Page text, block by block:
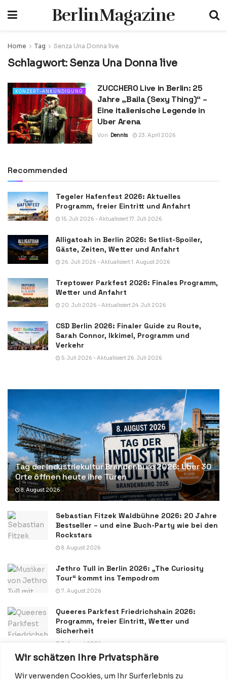
Wir schätzen Ihre Privatsphäre
Wir verwenden Cookies, um Ihr Surferlebnis zu
BerlinMagazine
Home Tag Senza Una Donna live
Schlagwort: Senza Una Donna live
KONZERT-ANKÜNDIGUNG
ZUCCHERO Live in Berlin: 25
Jahre „Baila (Sexy Thing)“ –
Eine italienische Legende in
Uber Arena
Von Dennis 23. April 2026
Recommended
Tegeler Hafenfest 2026: Aktuelles
Programm, freier Eintritt und Anfahrt
15. Juli 2026 - Aktualisiert 17. Juli 2026
Alligatoah in Berlin 2026: Setlist-Spoiler,
Gäste, Zeiten, Wetter und Anfahrt
26. Juli 2026 - Aktualisiert 1. August 2026
Treptower Parkfest 2026: Finales Programm,
Wetter und Anfahrt
20. Juli 2026 - Aktualisiert 24. Juli 2026
CSD Berlin 2026: Finaler Guide zu Route,
Sarah Connor, Ikkimel, Programm und
Verkehr
5. Juli 2026 - Aktualisiert 26. Juli 2026
Tag der Industriekultur Brandenburg 2026: Über 30
Orte öffnen heute ihre Türen
8. August 2026
Sebastian Fitzek Waldbühne 2026: 20 Jahre
Bestseller – und eine Buch-Party wie bei den
Rockstars
8. August 2026
Jethro Tull in Berlin 2026: „The Curiosity
Tour“ kommt ins Tempodrom
7. August 2026
Queeres Parkfest Friedrichshain 2026:
Programm, freier Eintritt, Wetter und
Sicherheit
7. August 2026